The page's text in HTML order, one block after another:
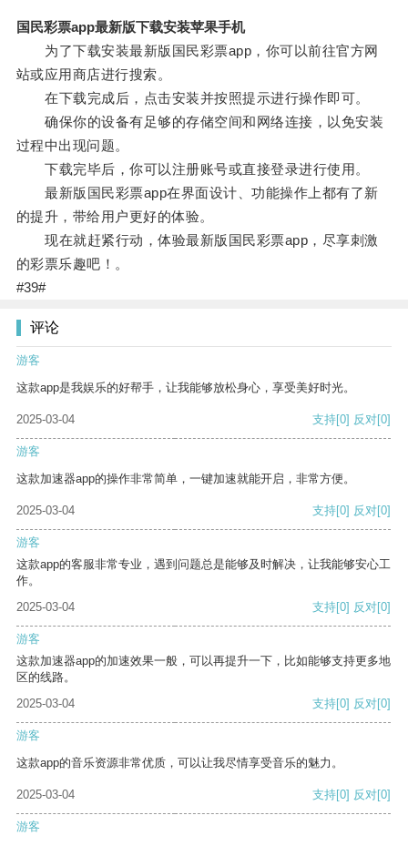
国民彩票app最新版下载安装苹果手机
为了下载安装最新版国民彩票app，你可以前往官方网
站或应用商店进行搜索。
在下载完成后，点击安装并按照提示进行操作即可。
确保你的设备有足够的存储空间和网络连接，以免安装
过程中出现问题。
下载完毕后，你可以注册账号或直接登录进行使用。
最新版国民彩票app在界面设计、功能操作上都有了新
的提升，带给用户更好的体验。
现在就赶紧行动，体验最新版国民彩票app，尽享刺激
的彩票乐趣吧！。
#39#
评论
游客
这款app是我娱乐的好帮手，让我能够放松身心，享受美好时光。
2025-03-04 支持[0] 反对[0]
游客
这款加速器app的操作非常简单，一键加速就能开启，非常方便。
2025-03-04 支持[0] 反对[0]
游客
这款app的客服非常专业，遇到问题总是能够及时解决，让我能够安心工
作。
2025-03-04
支持[0] 反对[0]
游客
这款加速器app的加速效果一般，可以再提升一下，比如能够支持更多地
区的线路。
2025-03-04
支持[0] 反对[0]
游客
这款app的音乐资源非常优质，可以让我尽情享受音乐的魅力。
2025-03-04 支持[0] 反对[0]
游客